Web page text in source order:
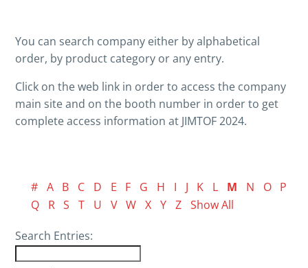
You can search company either by alphabetical
order, by product category or any entry.
Click on the web link in order to access the company
main site and on the booth number in order to get
complete access information at JIMTOF 2024.
# A B C D E F G H I J K L M N O
P
Q
R S T U V W X Y Z Show All
Search Entries: